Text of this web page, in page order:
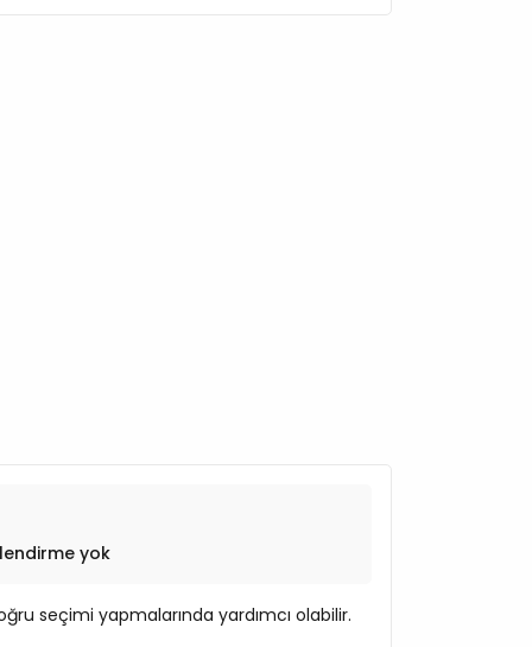
yok
seçimi yapmalarında yardımcı olabilir.